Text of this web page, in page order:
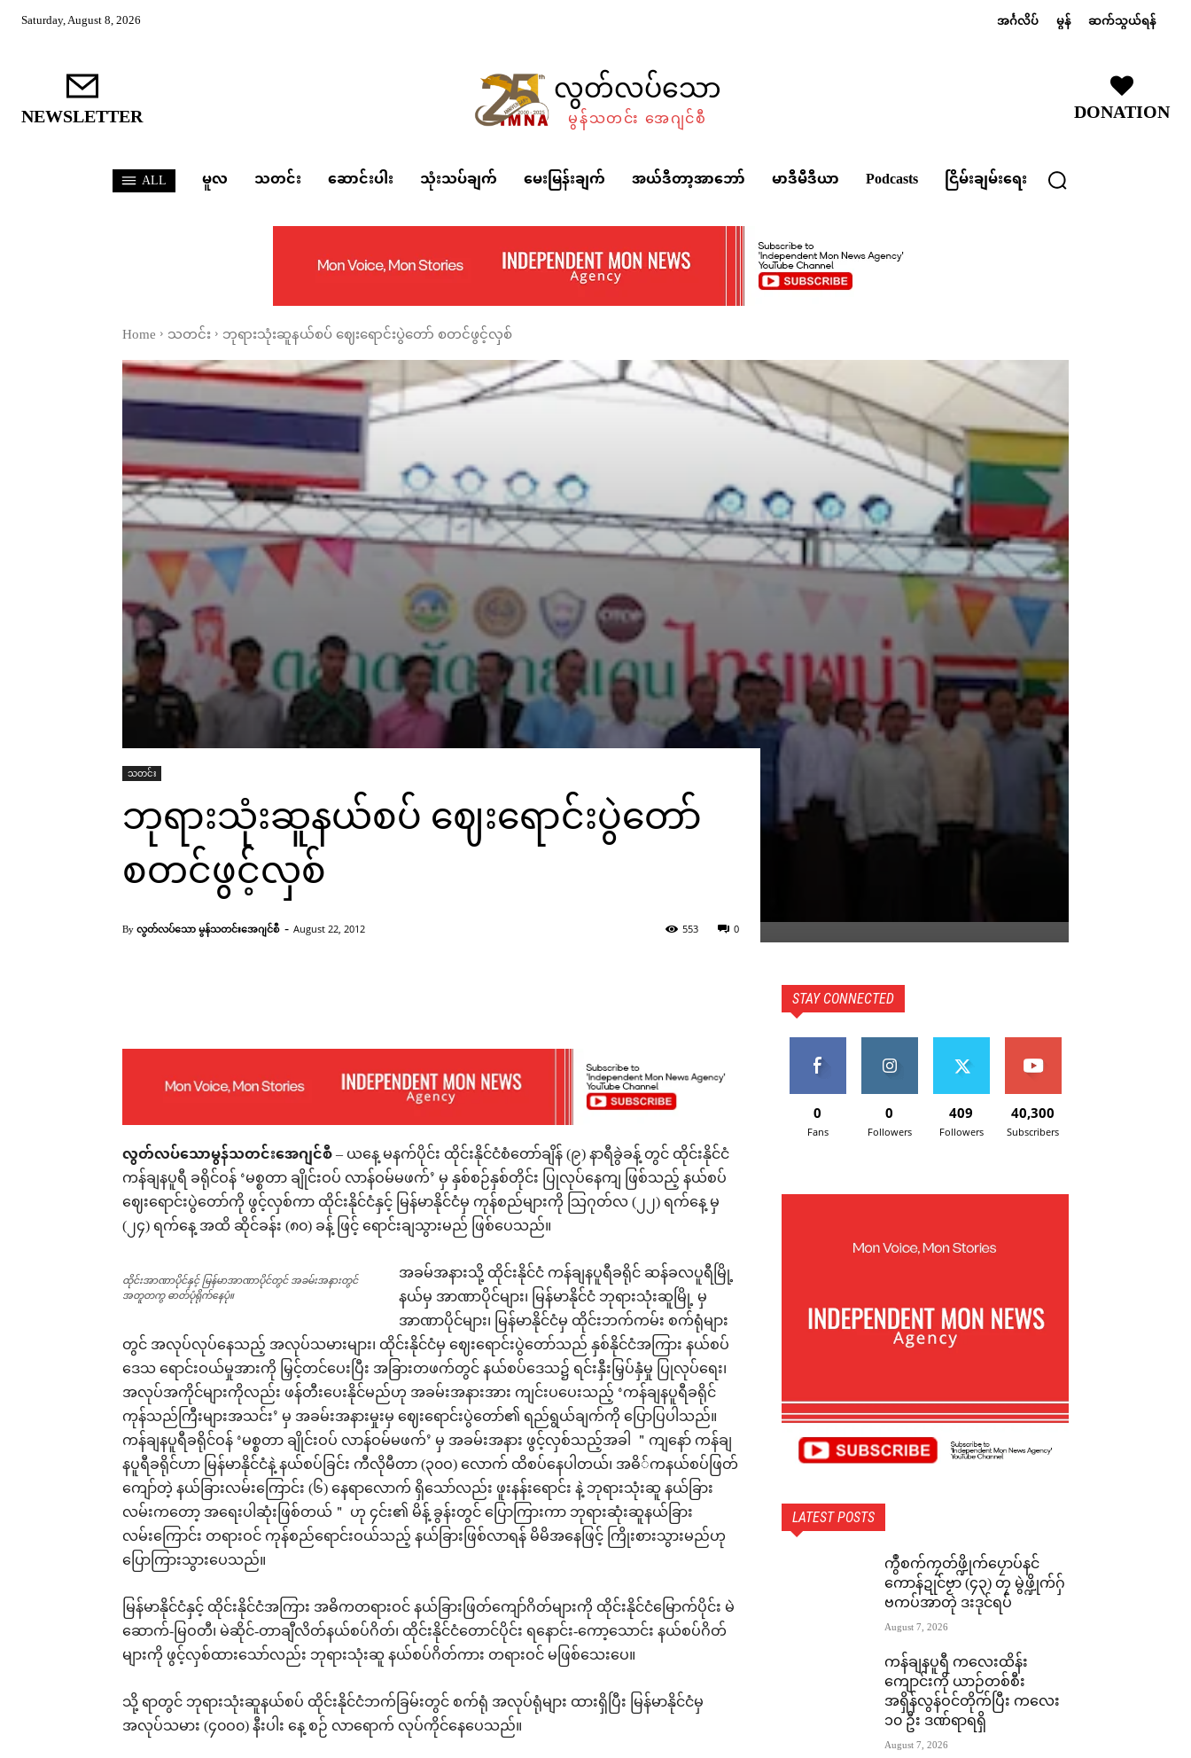
Saturday, August 8, 2026 အင်္ဂလိပ် မွန် ဆက်သွယ်ရန်
NEWSLETTER လွတ်လပ်သော
မွန်သတင်း အေဂျင်စီ DONATION
ALL မူလ သတင်း ဆောင်းပါး သုံးသပ်ချက် မေးမြန်းချက် အယ်ဒီတာ့အာဘော် မာဒီမီဒီယာ Podcasts ငြိမ်းချမ်းရေး
Home သတင်း ဘုရားသုံးဆူနယ်စပ် ဈေးရောင်းပွဲတော် စတင်ဖွင့်လှစ်
ထိုင်းအာဏာပိုင်နှင့် မြန်မာအာဏာပိုင်တွင် အခမ်းအနားတွင် အတူတကွ ဓာတ်ပုံရိုက်နေပုံ။
သတင်း
ဘုရားသုံးဆူနယ်စပ် ဈေးရောင်းပွဲတော်
စတင်ဖွင့်လှစ်
By လွတ်လပ်သော မွန်သတင်းအေဂျင်စီ - August 22, 2012 0
553
လွတ်လပ်သောမွန်သတင်းအေဂျင်စီ– ယနေ့ မနက်ပိုင်း ထိုင်းနိုင်ငံစံတော်ချိန် (၉) နာရီခွဲခန့် တွင် ထိုင်းနိုင်ငံ
ကန်ချနပူရီ ခရိုင်ဝန် ‘မစ္စတာ ချိုင်းဝပ် လာန်ဝမ်မဖက်’ မှ နှစ်စဉ်နှစ်တိုင်း ပြုလုပ်နေကျ ဖြစ်သည့် နယ်စပ်
ဈေးရောင်းပွဲတော်ကို ဖွင့်လှစ်ကာ ထိုင်းနိုင်ငံနှင့် မြန်မာနိုင်ငံမှ ကုန်စည်များကို သြဂုတ်လ (၂၂) ရက်နေ့ မှ
(၂၄) ရက်နေ့ အထိ ဆိုင်ခန်း (၈၀) ခန့် ဖြင့် ရောင်းချသွားမည် ဖြစ်ပေသည်။
ထိုင်းအာဏာပိုင်နှင့် မြန်မာအာဏာပိုင်တွင် အခမ်းအနားတွင်
အတူတကွ ဓာတ်ပုံရိုက်နေပုံ။
အခမ်အနားသို့ ထိုင်းနိုင်ငံ ကန်ချနပူရီခရိုင် ဆန်ခလပူရီမြို့
နယ်မှ အာဏာပိုင်များ၊ မြန်မာနိုင်ငံ ဘုရားသုံးဆူမြို့ မှ
အာဏာပိုင်များ၊ မြန်မာနိုင်ငံမှ ထိုင်းဘက်ကမ်း စက်ရုံများ
တွင် အလုပ်လုပ်နေသည့် အလုပ်သမားများ၊ ထိုင်းနိုင်ငံမှ ဈေးရောင်းပွဲတော်သည် နှစ်နိုင်ငံအကြား နယ်စပ်
ဒေသ ရောင်းဝယ်မှုအားကို မြှင့်တင်ပေးပြီး အခြားတဖက်တွင် နယ်စပ်ဒေသ၌ ရင်းနှီးမြှပ်နှံမှု ပြုလုပ်ရေး၊
အလုပ်အကိုင်များကိုလည်း ဖန်တီးပေးနိုင်မည်ဟု အခမ်းအနားအား ကျင်းပပေးသည့် ‘ကန်ချနပူရီခရိုင်
ကုန်သည်ကြီးများအသင်း’ မှ အခမ်းအနားမှုးမှ ဈေးရောင်းပွဲတော်၏ ရည်ရွယ်ချက်ကို ပြောပြပါသည်။
ကန်ချနပူရီခရိုင်ဝန် ‘မစ္စတာ ချိုင်းဝပ် လာန်ဝမ်မဖက်’ မှ အခမ်းအနား ဖွင့်လှစ်သည့်အခါ ＂ကျနော် ကန်ချ
နပူရီခရိုင်ဟာ မြန်မာနိုင်ငံနဲ့ နယ်စပ်ခြင်း ကီလိုမီတာ (၃၀ဝ) လောက် ထိစပ်နေပါတယ်၊ အဓိ်ကနယ်စပ်ဖြတ်
ကျော်တဲ့ နယ်ခြားလမ်းကြောင်း (၆) နေရာလောက် ရှိသော်လည်း ဖူးနန်းရောင်း နဲ့ ဘုရားသုံးဆူ နယ်ခြား
လမ်းကတော့ အရေးပါဆုံးဖြစ်တယ်＂ ဟု ၄င်း၏ မိန့် ခွန်းတွင် ပြောကြားကာ ဘုရားဆုံးဆူနယ်ခြား
လမ်းကြောင်း တရားဝင် ကုန်စည်ရောင်းဝယ်သည့် နယ်ခြားဖြစ်လာရန် မိမိအနေဖြင့် ကြိုးစားသွားမည်ဟု
ပြောကြားသွားပေသည်။
မြန်မာနိုင်ငံနှင့် ထိုင်းနိုင်ငံအကြား အဓိကတရားဝင် နယ်ခြားဖြတ်ကျော်ဂိတ်များကို ထိုင်းနိုင်ငံမြောက်ပိုင်း မဲ
ဆောက်-မြဝတီ၊ မဲဆိုင်-တာချီလိတ်နယ်စပ်ဂိတ်၊ ထိုင်းနိုင်ငံတောင်ပိုင်း ရနောင်း-ကော့သောင်း နယ်စပ်ဂိတ်
များကို ဖွင့်လှစ်ထားသော်လည်း ဘုရားသုံးဆူ နယ်စပ်ဂိတ်ကား တရားဝင် မဖြစ်သေးပေ။
သို့ ရာတွင် ဘုရားသုံးဆူနယ်စပ် ထိုင်းနိုင်ငံဘက်ခြမ်းတွင် စက်ရုံ အလုပ်ရုံများ ထားရှိပြီး မြန်မာနိုင်ငံမှ
အလုပ်သမား (၄၀ဝ၀) နီးပါး နေ့ စဉ် လာရောက် လုပ်ကိုင်နေပေသည်။
STAY CONNECTED
0
Fans
0
Followers
409
Followers
40,300
Subscribers
LATEST POSTS
ကွဳစက်ကၠတ်ဖ္ဍိုက်ပၠောပ်နင်
ကောန်ဍုင်ဗၟာ (၄၃) တၠ မွဲဖ္ဍိုက်ဂှ်
ဗကပ်အာတုဲ ဒးဒုင်ရပ်
August 7, 2026
ကန်ချနပူရီ ကလေးထိန်း
ကျောင်းကို ယာဉ်တစ်စီး
အရှိန်လွန်ဝင်တိုက်ပြီး ကလေး
၁၀ ဦး ဒဏ်ရာရရှိ
August 7, 2026